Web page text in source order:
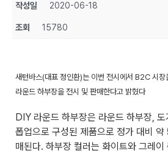
작성일 2020-06-18
조회 15780
새턴바스(대표 정인환)는 이번 전시에서 B2C 시
라운드 하부장을 전시 및 판매한다고 밝혔다
DIY 라운드 하부장은 라운드 하부장, 도
폽업으로 구성된 제품으로 정가 대비
매된다. 하부장 컬러는 화이트와 그레이